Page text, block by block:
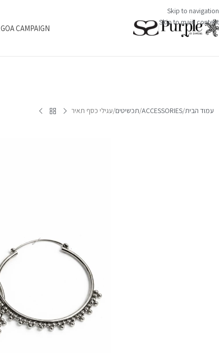
Skip to navigation
Skip to main content
GOA CAMPAIGN
עמוד הבית ACCESSORIES תכשיטים עגילי כסף תאיר